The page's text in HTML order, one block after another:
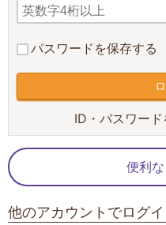
パスワードを保存する
ID・パスワー
便利
他のアカウントでログ